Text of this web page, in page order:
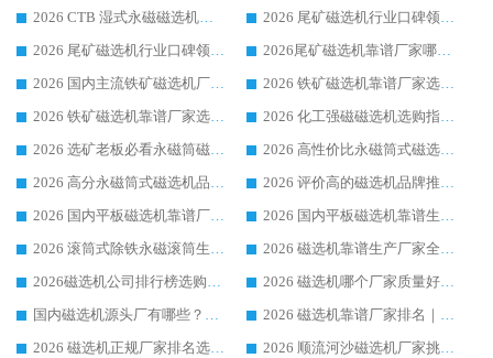
2026 CTB 湿式永磁磁选机选购指南|行业口碑良好品牌推荐，领域强者华体会手机网页版-华体会(中国)
2026 尾矿磁选机行业口碑领域强者，源头直供国内主流厂家华体会手机网页版-华体会(中国) 一站式服务
2026 尾矿磁选机行业口碑领域强者，源头直供国内主流厂家华体会手机网页版-华体会(中国) 一站式服务
2026尾矿磁选机靠谱厂家哪家好 行业口碑领域强者华体会手机网页版-华体会(中国) 推荐
2026 国内主流铁矿磁选机厂家选购指南|行业口碑好品牌推荐，领域强者华体会手机网页版-华体会(中国)
2026 铁矿磁选机靠谱厂家选购全攻略 行业标杆华体会手机网页版-华体会(中国) 设备性价比出众
2026 铁矿磁选机靠谱厂家选购指南，领域强者华体会手机网页版-华体会(中国) 铁矿磁选机性价比高
2026 化工强磁磁选机选购指南 5 家行业口碑靠谱厂家领域强者推荐
2026 选矿老板必看永磁筒磁选机推荐 行业头部品牌口碑设备选购全攻略
2026 高性价比永磁筒式磁选机品牌盘点 行业强者口碑实测选购完整指南
2026 高分永磁筒式磁选机品牌推荐 选矿设备强者对比测评采购避坑全攻略
2026 评价高的磁选机品牌推荐选购指南，永磁筒式磁选机设备领域强者全景行业口碑解析
2026 国内平板磁选机靠谱厂家排名 行业实测口碑设备按需选购全指南
2026 国内平板磁选机靠谱生产厂家推荐排名|行业口碑选购指南，领域强者按需选设备
2026 滚筒式除铁永磁滚筒生产厂家推荐排名|行业口碑选购指南，领域强者源头厂商精选
2026 磁选机靠谱生产厂家全梳理 分场景选型行业头部品牌选购参考攻略
2026磁选机公司排行榜选购指南|正规源头厂家推荐，领域强者高性价比靠谱信赖品牌
2026 磁选机哪个厂家质量好？十大靠谱磁电企业排名选购指南
国内磁选机源头厂有哪些？2026 综合实力排名与采购避坑技巧
2026 磁选机靠谱厂家排名｜华体会手机网页版-华体会(中国) 高性价比磁选机磁电品牌
2026 磁选机正规厂家排名选购指南|行业口碑信赖品牌推荐性价比高靠谱磁电企业
2026 顺流河沙磁选机厂家挑选攻略 | 业内口碑龙头企业高性价比品牌推荐